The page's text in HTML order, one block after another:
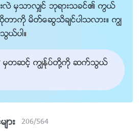
းလဲ မွသာလွ်င္ ဘုရားသခင္၏ ကြယ္
ာကို မိတ္ေဆြသိခ်င္ပါသလား။ ကြၽ
ယ္ပါ။
မွတဆင့္ ကြၽန္ုပ္တို႔ကို ဆက္သြယ္
ား 206/564